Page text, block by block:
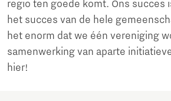
regio ten goede komt. Ons succes
het succes van de hele
het enorm dat we één vereniging
samenwerking van aparte
hier!